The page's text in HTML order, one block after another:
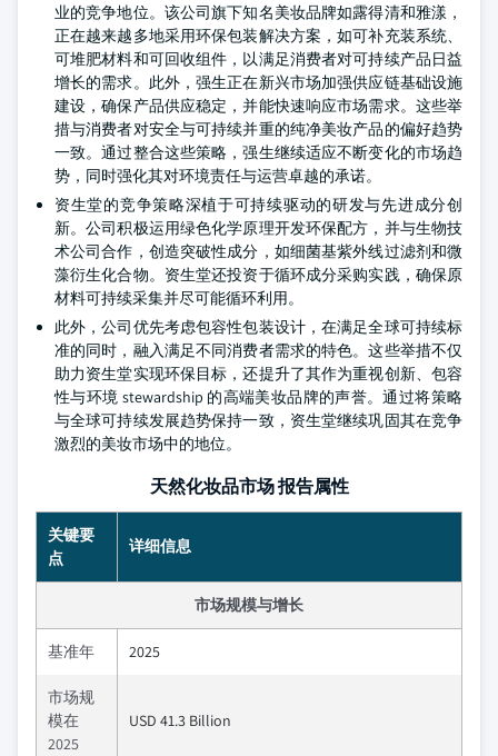
业的竞争地位。该公司旗下知名美妆品牌如露得清和雅漾，
正在越来越多地采用环保包装解决方案，如可补充装系统、
可堆肥材料和可回收组件，以满足消费者对可持续产品日益
增长的需求。此外，强生正在新兴市场加强供应链基础设施
建设，确保产品供应稳定，并能快速响应市场需求。这些举
措与消费者对安全与可持续并重的纯净美妆产品的偏好趋势
一致。通过整合这些策略，强生继续适应不断变化的市场趋
势，同时强化其对环境责任与运营卓越的承诺。
资生堂的竞争策略深植于可持续驱动的研发与先进成分创
新。公司积极运用绿色化学原理开发环保配方，并与生物技
术公司合作，创造突破性成分，如细菌基紫外线过滤剂和微
藻衍生化合物。资生堂还投资于循环成分采购实践，确保原
材料可持续采集并尽可能循环利用。
此外，公司优先考虑包容性包装设计，在满足全球可持续标
准的同时，融入满足不同消费者需求的特色。这些举措不仅
助力资生堂实现环保目标，还提升了其作为重视创新、包容
性与环境 stewardship 的高端美妆品牌的声誉。通过将策略
与全球可持续发展趋势保持一致，资生堂继续巩固其在竞争
激烈的美妆市场中的地位。
天然化妆品市场 报告属性
关键要
点
详细信息
市场规模与增长
基准年 2025
市场规
模在
2025
USD 41.3 Billion